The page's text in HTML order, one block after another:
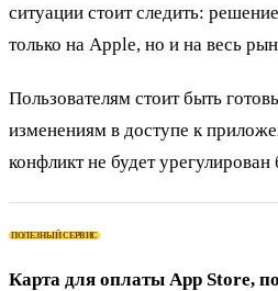
ситуации стоит следить:
только на Apple, но и на весь
Пользователям стоит быть
изменениям в доступе к
конфликт не будет урегулирован
ПОЛЕЗНЫЙ СЕРВИС
Карта для оплаты App Store,